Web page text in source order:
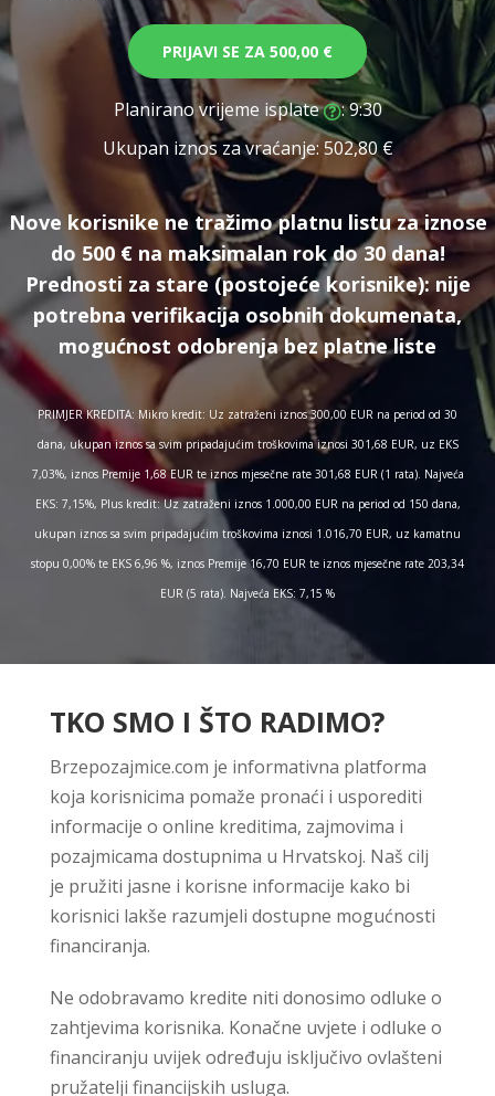
PRIJAVI SE ZA 500,00 €
Planirano vrijeme isplate
: 9:30
Ukupan iznos za vraćanje:502,80 €
Nove korisnike ne tražimo platnu listu za iznose
do 500 € na maksimalan rok do 30 dana!
Prednosti za stare (postojeće korisnike): nije
potrebna verifikacija osobnih dokumenata,
mogućnost odobrenja bez platne liste
PRIMJER KREDITA: Mikro kredit: Uz zatraženi iznos 300,00 EUR na period od 30
dana, ukupan iznos sa svim pripadajućim troškovima iznosi 301,68 EUR, uz EKS
7,03%, iznos Premije 1,68 EUR te iznos mjesečne rate 301,68 EUR (1 rata). Najveća
EKS: 7,15%, Plus kredit: Uz zatraženi iznos 1.000,00 EUR na period od 150 dana,
ukupan iznos sa svim pripadajućim troškovima iznosi 1.016,70 EUR, uz kamatnu
stopu 0,00% te EKS 6,96 %, iznos Premije 16,70 EUR te iznos mjesečne rate 203,34
EUR (5 rata). Najveća EKS: 7,15 %
TKO SMO I ŠTO RADIMO?
Brzepozajmice.com je informativna platforma
koja korisnicima pomaže pronaći i usporediti
informacije o online kreditima, zajmovima i
pozajmicama dostupnima u Hrvatskoj. Naš cilj
je pružiti jasne i korisne informacije kako bi
korisnici lakše razumjeli dostupne mogućnosti
financiranja.
Ne odobravamo kredite niti donosimo odluke o
zahtjevima korisnika. Konačne uvjete i odluke o
financiranju uvijek određuju isključivo ovlašteni
pružatelji financijskih usluga.